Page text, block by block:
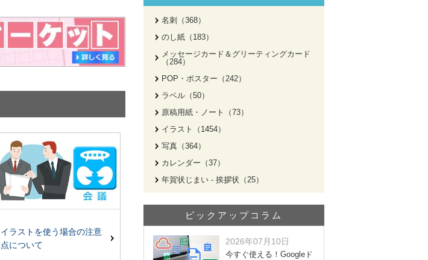
イラストを使う場合の注意
点について
名刺（368）
のし紙（183）
メッセージカード＆グリーティングカード
（284）
POP・ポスター（242）
ラベル（50）
原稿用紙・ノート（73）
イラスト（1454）
写真（364）
カレンダー（37）
年賀状じまい - 挨拶状（25）
ピックアップコラム
2026年07月10日
今すぐ使える！Googleド